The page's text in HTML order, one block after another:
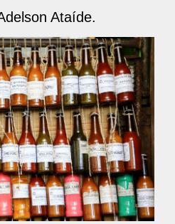
Ataíde.